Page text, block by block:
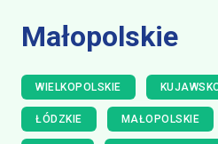
Małopolskie
WIELKOPOLSKIE
ŁÓDZKIE MAŁOPOLSKIE